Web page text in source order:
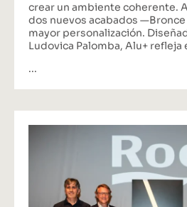
crear un ambiente coherente.
dos nuevos acabados
mayor personalización.
Ludovica Palomba, Alu+ refleja
...